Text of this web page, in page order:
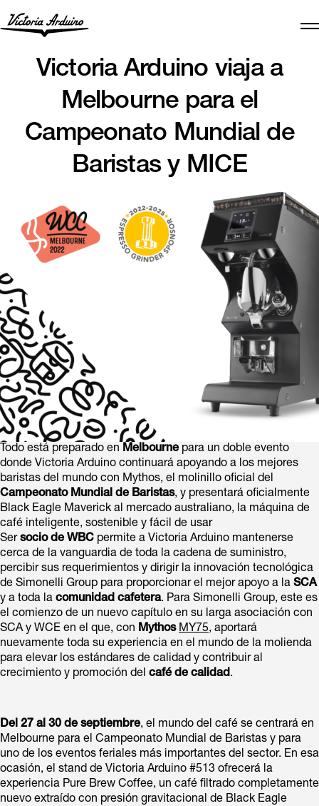
Victoria Arduino viaja a
Melbourne para el
Campeonato Mundial de
Baristas y MICE
Todo está preparado en Melbournepara un doble evento
donde Victoria Arduino continuará apoyando a los mejores
baristas del mundo con Mythos, el molinillo oficial del
Campeonato Mundial de Baristas, y presentará oficialmente
Black Eagle Maverick al mercado australiano, la máquina de
café inteligente, sostenible y fácil de usar
Sersocio de WBC permite a Victoria Arduino mantenerse
cerca de la vanguardia de toda la cadena de suministro,
percibir sus requerimientos y dirigir la innovación tecnológica
de Simonelli Group para proporcionar el mejor apoyo a la SCA
y a toda la comunidad cafetera. Para Simonelli Group, este es
el comienzo de un nuevo capítulo en su larga asociación con
SCA y WCE en el que, con Mythos MY75, aportará
nuevamente toda su experiencia en el mundo de la molienda
para elevar los estándares de calidad y contribuir al
crecimiento y promoción del café de calidad.
Del 27 al 30 de septiembre, el mundo del café se centrará en
Melbourne para el Campeonato Mundial de Baristas y para
uno de los eventos feriales más importantes del sector. En esa
ocasión, el stand de Victoria Arduino #513 ofrecerá la
experiencia Pure Brew Coffee, un café filtrado completamente
nuevo extraído con presión gravitacional de Black Eagle